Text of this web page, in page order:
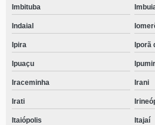
Imbituba
Indaial
Ipira Iporã
Ipuaçu
Iraceminha Irani
Irati
Itaiópolis Itajaí